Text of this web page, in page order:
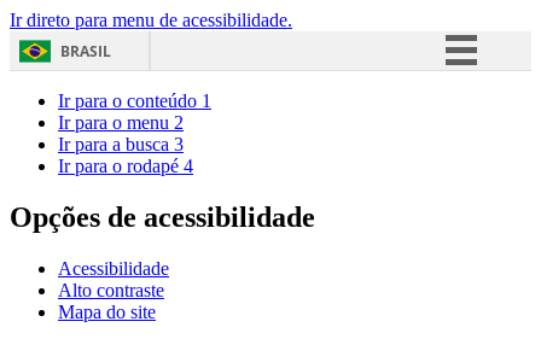
Ir direto para menu de acessibilidade.
BRASIL
Acesso à informação
Ir para o conteúdo 1
Ir para o menu 2
Ir para a busca 3
Ir para o rodapé 4
Opções de acessibilidade
Acessibilidade
Alto contraste
Mapa do site